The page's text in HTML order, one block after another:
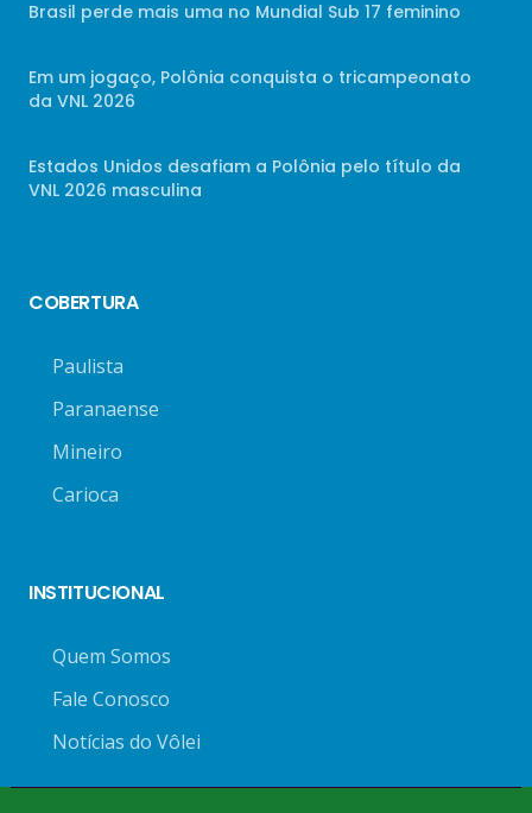
Brasil perde mais uma no Mundial Sub 17 feminino
Em um jogaço, Polônia conquista o tricampeonato
da VNL 2026
Estados Unidos desafiam a Polônia pelo título da
VNL 2026 masculina
COBERTURA
Paulista
Paranaense
Mineiro
Carioca
INSTITUCIONAL
Quem Somos
Fale Conosco
Notícias do Vôlei